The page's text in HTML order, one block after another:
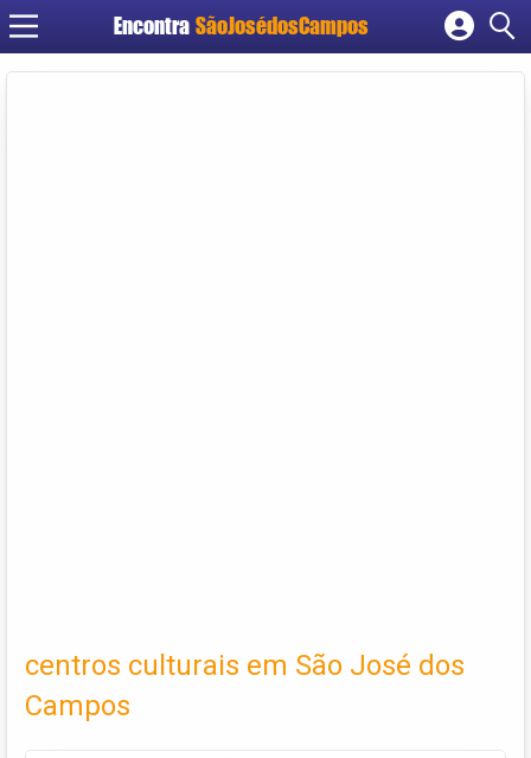
Encontra SãoJosédosCampos
Cadastrar empresa
centros culturais em São José dos
Campos